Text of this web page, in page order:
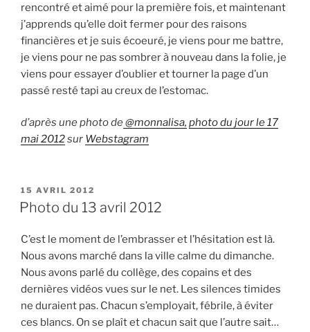
rencontré et aimé pour la première fois, et maintenant
j’apprends qu’elle doit fermer pour des raisons
financières et je suis écoeuré, je viens pour me battre,
je viens pour ne pas sombrer à nouveau dans la folie, je
viens pour essayer d’oublier et tourner la page d’un
passé resté tapi au creux de l’estomac.
d’après une photo de@monnalisa, photo du jour le 17
mai 2012sur Webstagram
PUBLIÉ
LE
15 AVRIL 2012
Photo du 13 avril 2012
C’est le moment de l’embrasser et l’hésitation est là.
Nous avons marché dans la ville calme du dimanche.
Nous avons parlé du collège, des copains et des
dernières vidéos vues sur le net. Les silences timides
ne duraient pas. Chacun s’employait, fébrile, à éviter
ces blancs. On se plaît et chacun sait que l’autre sait…